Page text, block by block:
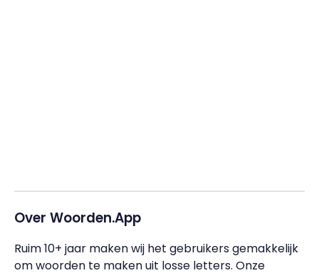
Over Woorden.App
Ruim 10+ jaar maken wij het gebruikers gemakkelijk
om woorden te maken uit losse letters. Onze